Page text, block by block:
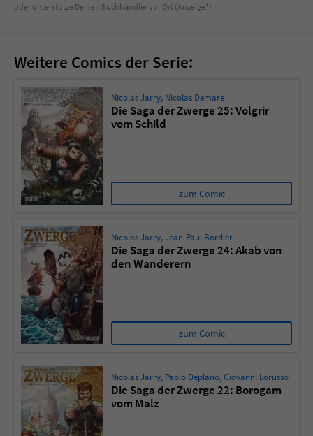
oder unterstütze Deinen Buchhändler vor Ort (Anzeige*)
Weitere Comics der Serie:
Nicolas Jarry, Nicolas Demare
Die Saga der Zwerge 25: Volgrir
vom Schild
zum Comic
Nicolas Jarry,Jean-Paul Bordier
Die Saga der Zwerge 24: Akab von
den Wanderern
zum Comic
Nicolas Jarry, Paolo Deplano,Giovanni Lorusso
Die Saga der Zwerge 22: Borogam
vom Malz